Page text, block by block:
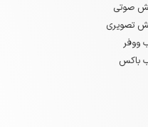
صوتی
تصویری
ووفر
باکس